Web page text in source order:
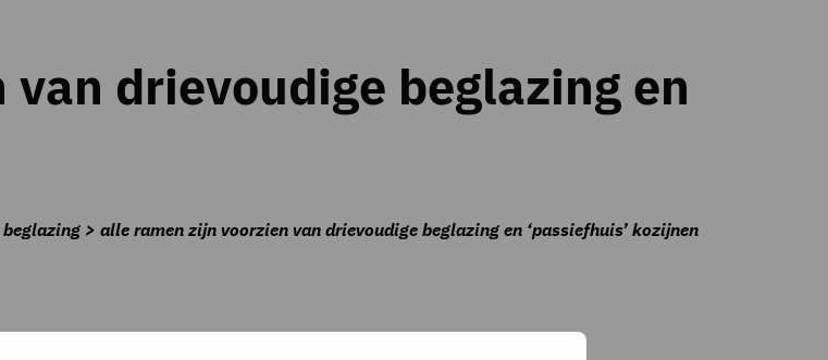
drievoudige beglazing en
> alle ramen zijn voorzien van drievoudige beglazing en ‘passiefhuis’ kozijnen
1,0 W/m2K.